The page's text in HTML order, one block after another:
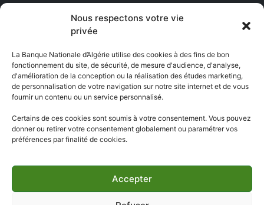
Nous respectons votre vie
privée
La Banque Nationale d’Algérie utilise des cookies à des fins de bon
fonctionnement du site, de sécurité, de mesure d'audience, d'analyse,
d'amélioration de la conception ou la réalisation des études marketing,
de personnalisation de votre navigation sur notre site internet et de vous
fournir un contenu ou un service personnalisé.
Certains de ces cookies sont soumis à votre consentement. Vous pouvez
donner ou retirer votre consentement globalement ou paramétrer vos
préférences par finalité de cookies.
Accepter
Direction Générale :
Adresse : Quartier d’Affaires Bab Ezzouar
Centre de Relation Client :
Adresse : Quartier d’Affaires Bab Ezzouar
Centre d’appel :3306